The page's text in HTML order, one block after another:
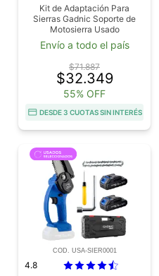
Kit de Adaptación Para
Sierras Gadnic Soporte de
Motosierra Usado
Envío a todo el país
$71.887
$32.349
55% OFF
DESDE 3 CUOTAS SIN INTERÉS
COD. USA-SIER0001
4.8